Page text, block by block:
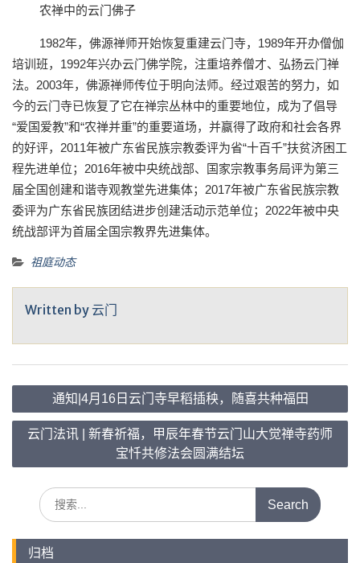
农禅中的云门佛子
1982年，佛源禅师开始恢复重建云门寺，1989年开办僧伽
培训班，1992年兴办云门佛学院，注重培养僧才、弘扬云门禅
法。2003年，佛源禅师传位于明向法师。经过艰苦的努力，如
今的云门寺已恢复了它在禅宗丛林中的重要地位，成为了倡导
“爱国爱教”和“农禅并重”的重要道场，并赢得了政府和社会各界
的好评，2011年被广东省民族宗教委评为省“十百千”扶贫济困工
程先进单位；2016年被中央统战部、国家宗教事务局评为第三
届全国创建和谐寺观教堂先进集体；2017年被广东省民族宗教
委评为广东省民族团结进步创建活动示范单位；2022年被中央
统战部评为首届全国宗教界先进集体。
祖庭动态
Written by 云门
文
章
通知|4月16日云门寺早稻插秧，随喜共种福田
云门法讯 | 新春祈福，甲辰年春节云门山大觉禅寺药师
宝忏共修法会圆满结坛
Search
for:
归档